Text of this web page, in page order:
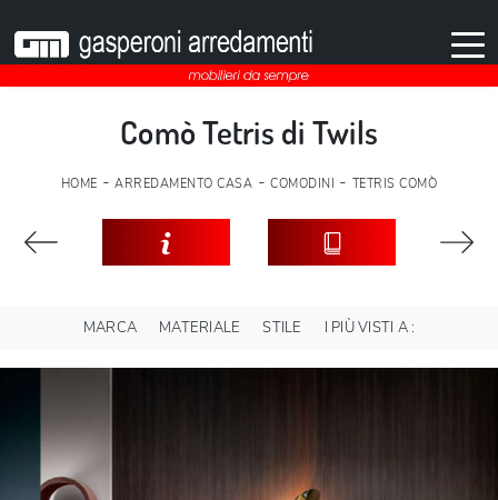
Comò Tetris di Twils
HOME -ARREDAMENTO CASA -COMODINI - TETRIS COMÒ
MARCA MATERIALE STILE I PIÙ VISTI A :